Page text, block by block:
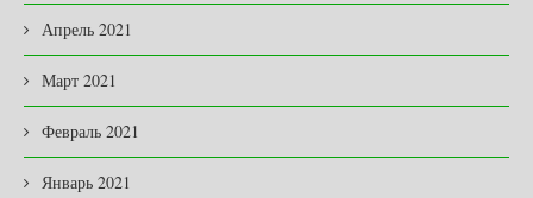
Апрель 2021
Март 2021
Февраль 2021
Январь 2021